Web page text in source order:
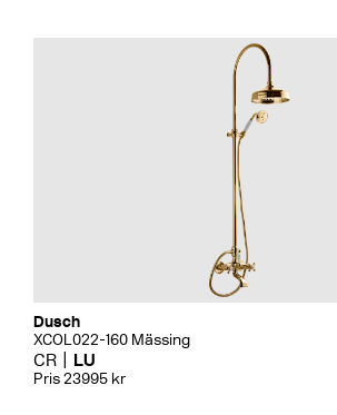
Dusch
XCOL022-160 Mässing
CR LU
Pris 23995 kr